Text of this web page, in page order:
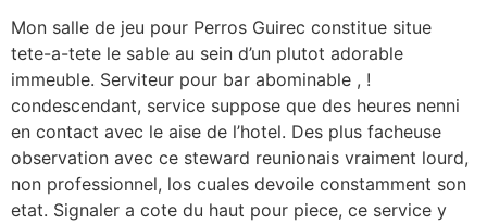
Mon salle de jeu pour Perros Guirec constitue situe
tete-a-tete le sable au sein d’un plutot adorable
immeuble. Serviteur pour bar abominable , !
condescendant, service suppose que des heures nenni
en contact avec le aise de l’hotel. Des plus facheuse
observation avec ce steward reunionais vraiment lourd,
non professionnel, los cuales devoile constamment son
etat. Signaler a cote du haut pour piece, ce service y